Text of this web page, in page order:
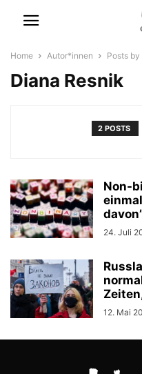
Home Autor*innen Posts
Diana Resnik
2 POSTS
Non-
24. Juli
12. Mai